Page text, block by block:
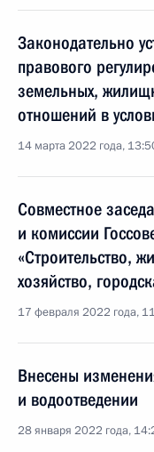
Законодательно
правового
земельных,
отношений в
14 марта 2022 года,
Совместное
и комиссии
«Строительство,
хозяйство,
17 февраля 2022 года,
Внесены
и водоотведении
28 января 2022 года,